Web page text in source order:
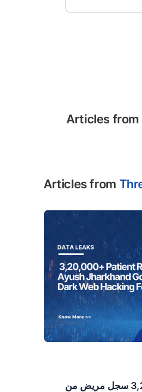
Articles from
Articles from
تم نشر أكثر من 3,20,000 سجل مريض من